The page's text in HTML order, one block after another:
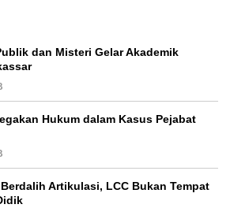
dan Misteri Gelar Akademik
Hukum dalam Kasus Pejabat
Artikulasi, LCC Bukan Tempat